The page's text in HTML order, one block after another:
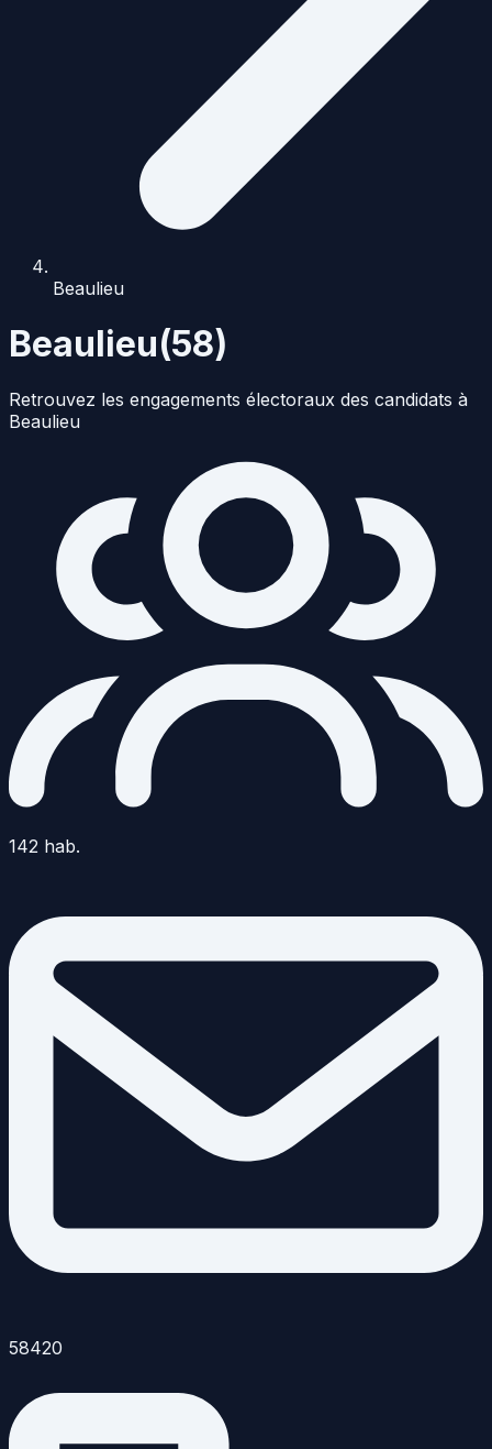
Beaulieu
Beaulieu(58)
Retrouvez les engagements électoraux des candidats à
Beaulieu
142 hab.
58420